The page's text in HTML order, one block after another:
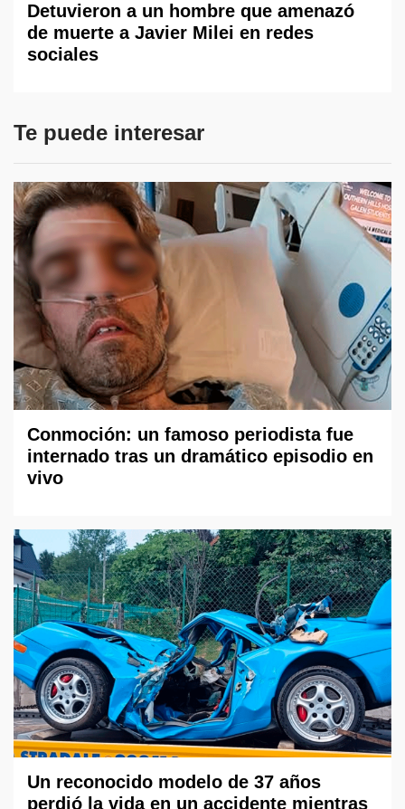
Detuvieron a un hombre que amenazó
de muerte a Javier Milei en redes
sociales
Te puede interesar
Conmoción: un famoso periodista fue
internado tras un dramático episodio en
vivo
Un reconocido modelo de 37 años
perdió la vida en un accidente mientras